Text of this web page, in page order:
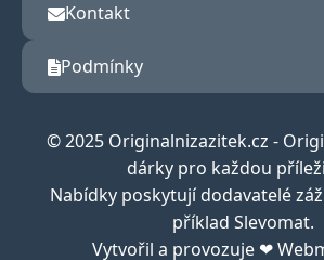
Kontakt
Podmínky
© 2025 Originalnizazitek.cz -
dárky pro každou
Nabídky poskytují dodavatelé
příklad Slevomat.
Vytvořil a provozuje ❤